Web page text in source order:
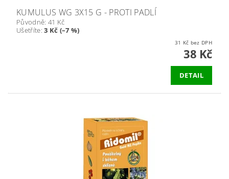
KUMULUS WG 3X15 G - PROTI PADLÍ
Původně: 41 Kč
Ušetříte:3 Kč (–7 %)
31 Kč bez DPH
38 Kč
DETAIL